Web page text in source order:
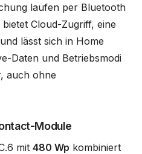
laufen per Bluetooth
Cloud-Zugriff, eine
lässt sich in Home
Daten und Betriebsmodi
auch ohne
Module
mit 480 Wp kombiniert